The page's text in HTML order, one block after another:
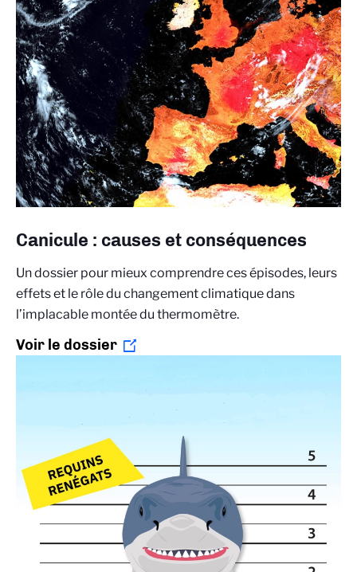
Canicule : causes et conséquences
Un dossier pour mieux comprendre ces épisodes, leurs
effets et le rôle du changement climatique dans
l’implacable montée du thermomètre.
Voir le dossier